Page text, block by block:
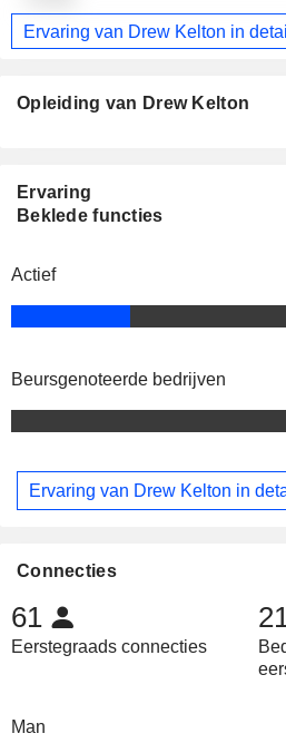
Ervaring van Drew Kelton in
Opleiding van Drew Kelton
Ervaring
Beklede functies
Actief
Beursgenoteerde bedrijven
Ervaring van Drew Kelton in
Connecties
61
Eerstegraads connecties
Man